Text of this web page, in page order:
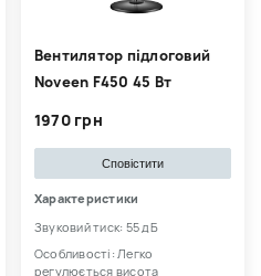
Вентилятор підлоговий
Noveen F450 45 Вт
1970 грн
Сповістити
Характеристики
Звуковий тиск: 55 дБ
Особливості: Легко
регулюється висота